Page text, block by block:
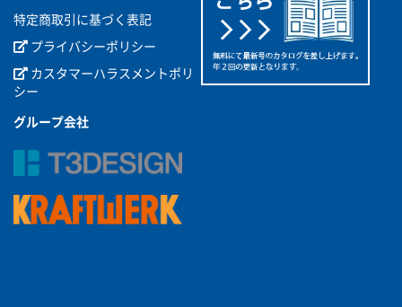
特定商取引に基づく表記
プライバシーポリシー
カスタマーハラスメントポリ
シー
グループ会社